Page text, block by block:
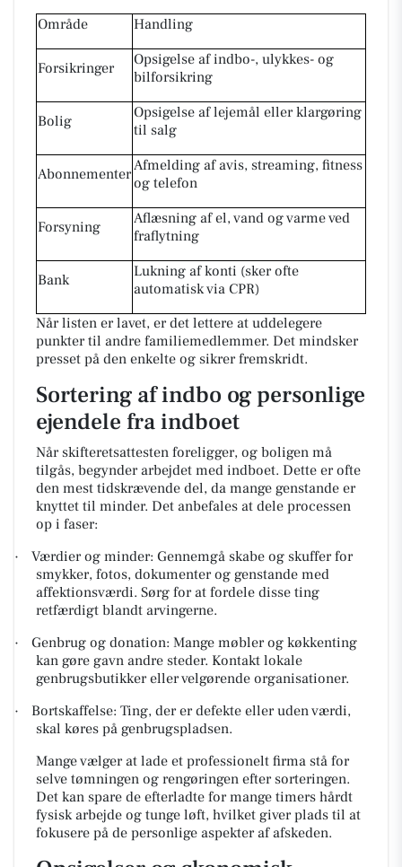
Område
Handling
Forsikringer
Opsigelse af indbo-, ulykkes- og
bilforsikring
Bolig
Opsigelse af lejemål eller klargøring
til salg
AbonnementerAfmelding af avis, streaming, fitness
og telefon
Forsyning
Aflæsning af el, vand og varme ved
fraflytning
Bank
Lukning af konti (sker ofte
automatisk via CPR)
Når listen er lavet, er det lettere at uddelegere
punkter til andre familiemedlemmer. Det mindsker
presset på den enkelte og sikrer fremskridt.
Sortering af indbo og personlige
ejendele fra indboet
Når skifteretsattesten foreligger, og boligen må
tilgås, begynder arbejdet med indboet. Dette er ofte
den mest tidskrævende del, da mange genstande er
knyttet til minder. Det anbefales at dele processen
op i faser:
·
Værdier og minder: Gennemgå skabe og skuffer for
smykker, fotos, dokumenter og genstande med
affektionsværdi. Sørg for at fordele disse ting
retfærdigt blandt arvingerne.
·
Genbrug og donation: Mange møbler og køkkenting
kan gøre gavn andre steder. Kontakt lokale
genbrugsbutikker eller velgørende organisationer.
·
Bortskaffelse: Ting, der er defekte eller uden værdi,
skal køres på genbrugspladsen.
Mange vælger at lade et professionelt firma stå for
selve tømningen og rengøringen efter sorteringen.
Det kan spare de efterladte for mange timers hårdt
fysisk arbejde og tunge løft, hvilket giver plads til at
fokusere på de personlige aspekter af afskeden.